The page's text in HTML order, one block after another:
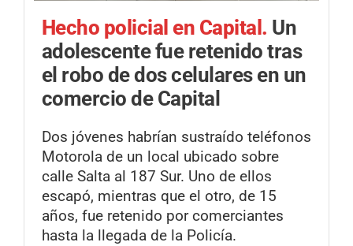
Hecho policial en Capital. Un
adolescente fue retenido tras
el robo de dos celulares en un
comercio de Capital
Dos jóvenes habrían sustraído teléfonos
Motorola de un local ubicado sobre
calle Salta al 187 Sur. Uno de ellos
escapó, mientras que el otro, de 15
años, fue retenido por comerciantes
hasta la llegada de la Policía.